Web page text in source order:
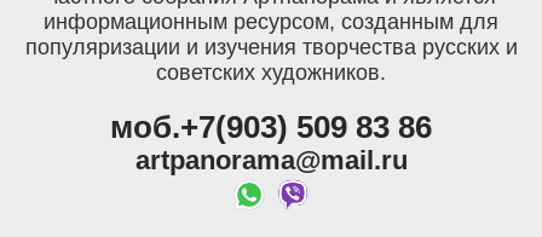
информационным ресурсом, созданным для
популяризации и изучения творчества русских и
советских художников.
моб.+7(903) 509 83 86
artpanorama@mail.ru